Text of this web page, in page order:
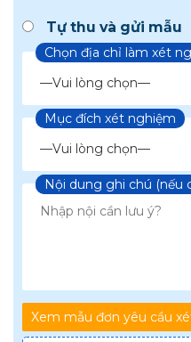
Tự thu và gửi mẫu
Chọn địa chỉ làm xét
Mục đích xét nghiệm
Chọn loại xét nghiệm
Nội dung ghi chú (nếu
Xem mẫu đơn yêu cầu